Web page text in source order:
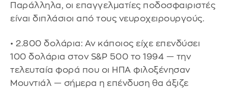
Παράλληλα, οι επαγγελματίες ποδοσφαιριστές
είναι διπλάσιοι από τους νευροχειρουργούς.
• 2.800 δολάρια: Αν κάποιος είχε επενδύσει
100 δολάρια στον S&P 500 το 1994 — την
τελευταία φορά που οι ΗΠΑ φιλοξένησαν
Μουντιάλ — σήμερα η επένδυση θα άξιζε